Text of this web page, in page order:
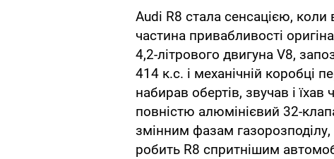
Audi R8 стала сенсацією, коли
частина привабливості
4,2-літрового двигуна V8,
414 к.с. і механічній коробці
набирав обертів, звучав і
повністю алюмінієвий 32-
змінним фазам газорозподілу,
робить R8 спритнішим